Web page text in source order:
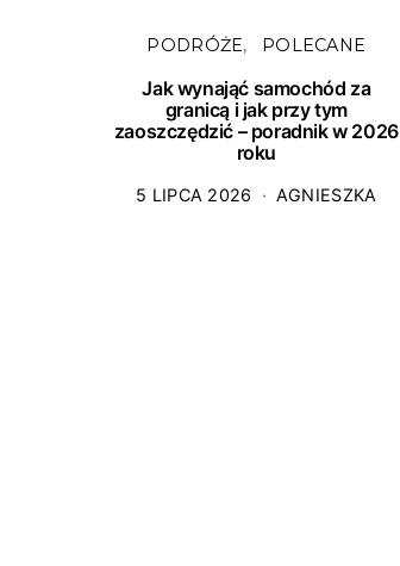
PODRÓŻE POLECANE
Jak wynająć samochód za
granicą i jak przy tym
zaoszczędzić – poradnik w 2026
roku
5 LIPCA 2026 AGNIESZKA